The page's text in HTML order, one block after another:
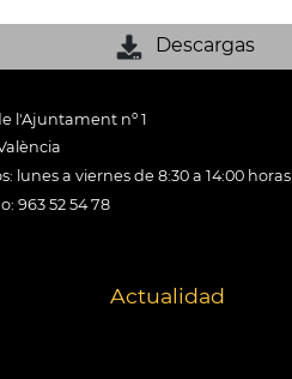
Descargas
l'Ajuntament nº 1
lunes a viernes de 8:30 a 14:00 horas
963 52 54 78
Actualidad